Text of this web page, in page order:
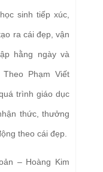
sinh tiếp xúc,
ra cái đẹp, vận
hằng ngày và
Phạm Viết
trình giáo dục
thức, thưởng
theo cái đẹp.
– Hoàng Kim